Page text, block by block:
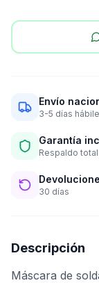
Envío
3-5 días
Garantía
Respaldo total
30 días
Descripción
Máscara de